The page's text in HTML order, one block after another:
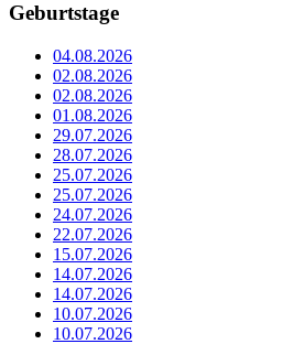
Geburtstage
04.08.2026
02.08.2026
02.08.2026
01.08.2026
29.07.2026
28.07.2026
25.07.2026
25.07.2026
24.07.2026
22.07.2026
15.07.2026
14.07.2026
14.07.2026
10.07.2026
10.07.2026